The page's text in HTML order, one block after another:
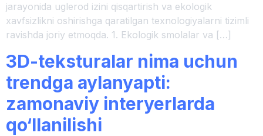
jarayonida uglerod izini qisqartirish va ekologik
xavfsizlikni oshirishga qaratilgan texnologiyalarni tizimli
ravishda joriy etmoqda. 1. Ekologik smolalar va […]
3D-teksturalar nima uchun
trendga aylanyapti:
zamonaviy interyerlarda
qo‘llanilishi